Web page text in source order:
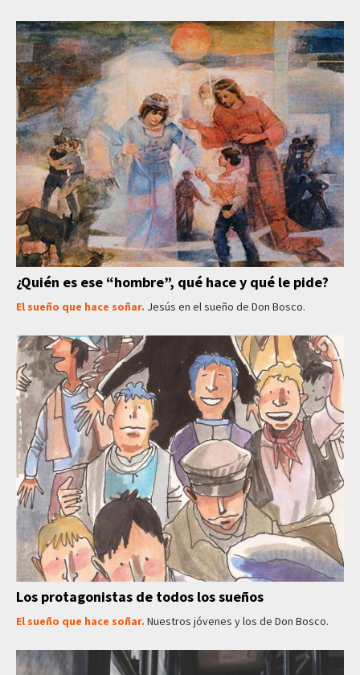
¿Quién es ese “hombre”, qué hace y qué le pide?
El sueño que hace soñar. Jesús en el sueño de Don Bosco.
Los protagonistas de todos los sueños
El sueño que hace soñar. Nuestros jóvenes y los de Don Bosco.